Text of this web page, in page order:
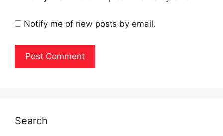
Notify me of new posts by email.
Search